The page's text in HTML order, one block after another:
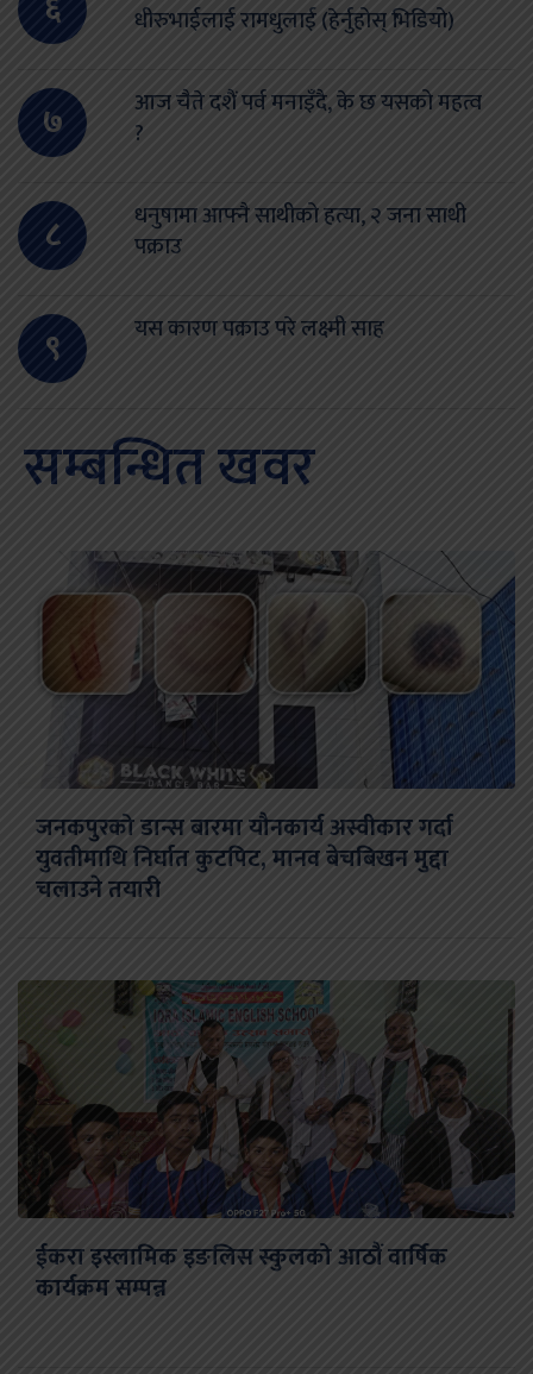
धीरुभाईलाई रामधुलाई (हेर्नुहोस् भिडियो)
७
आज चैते दशैं पर्व मनाइँदै, के छ यसको महत्व
?
८
धनुषामा आफ्नै साथीको हत्या, २ जना साथी
पक्राउ
९ यस कारण पक्राउ परे लक्ष्मी साह
सम्बन्धित खवर
जनकपुरको डान्स बारमा यौनकार्य अस्वीकार गर्दा
युवतीमाथि निर्घात कुटपिट, मानव बेचबिखन मुद्दा
चलाउने तयारी
ईकरा इस्लामिक इङलिस स्कुलको आठौं वार्षिक
कार्यक्रम सम्पन्न